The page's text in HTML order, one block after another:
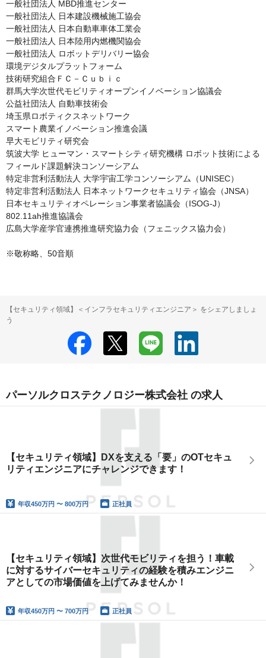
一般社団法人 MBD推進センター
一般社団法人 日本建設機械施工協会
一般社団法人 日本自動車車体工業会
一般社団法人 日本陸用内燃機関協会
一般社団法人 ロボットデリバリー協会
環境デジタルプラットフォーム
技術研究組合ＦＣ－Ｃｕｂｉｃ
群馬大学次世代モビリティオープンイノベーション協議会
公益社団法人 自動車技術会
埼玉県ロボティクスネットワーク
スマート農業イノベーション推進会議
早大モビリティ研究会
筑波大学 ヒューマン・スマートシティ研究機構 ロボット技術による
フィールド課題解決コンソーシアム
特定非営利活動法人 大学宇宙工学コンソーシアム（UNISEC）
特定非営利活動法人 日本ネットワークセキュリティ協会（JNSA）
日本セキュリティオペレーション事業者協議会（ISOG-J）
802.11ah推進協議会
広島大学産学官連携推進研究協力会（フェニックス協力会）
※敬称略、50音順
【セキュリティ領域】＜インフラセキュリティエンジニア＞ をシェアしましょ
う
パーソルクロステクノロジー株式会社 の求人
【セキュリティ領域】DXを支える「要」のOTセキュ
リティエンジニアにチャレンジできます！
年収450万円 〜 800万円 正社員
【セキュリティ領域】次世代モビリティを担う！車載
に対するサイバーセキュリティの経験を積みエンジニ
アとしての市場価値を上げてみませんか！
年収450万円 〜 700万円 正社員